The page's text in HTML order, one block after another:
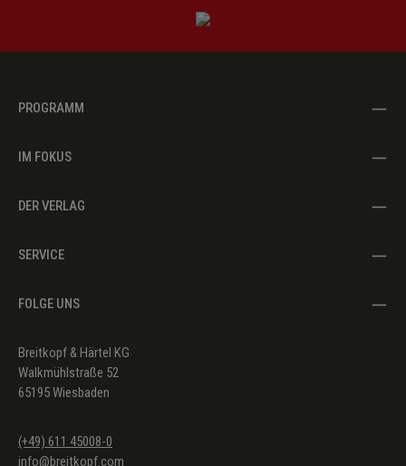
PROGRAMM
IM FOKUS
DER VERLAG
SERVICE
FOLGE UNS
Breitkopf & Härtel KG
Walkmühlstraße 52
65195 Wiesbaden
(+49) 611 45008-0
info@breitkopf.com